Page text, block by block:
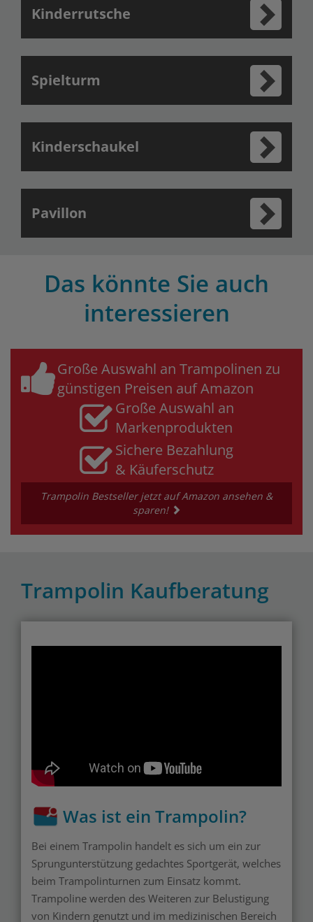
Kinderrutsche
Spielturm
Kinderschaukel
Pavillon
Das könnte Sie auch
interessieren
Große Auswahl an Trampolinen zu
günstigen Preisen auf Amazon
Große Auswahl an
Markenprodukten
Sichere Bezahlung
& Käuferschutz
Trampolin Bestseller jetzt auf Amazon ansehen &
sparen!
Trampolin Kaufberatung
Was ist ein Trampolin?
Bei einem Trampolin handelt es sich um ein zur
Sprungunterstützung gedachtes Sportgerät, welches
beim Trampolinturnen zum Einsatz kommt.
Trampoline werden des Weiteren zur Belustigung
von Kindern genutzt und im medizinischen Bereich